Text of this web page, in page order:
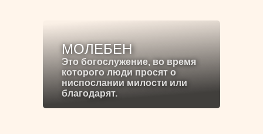
МОЛЕБЕН
Это богослужение, во время
которого люди просят о
ниспослании милости или
благодарят.